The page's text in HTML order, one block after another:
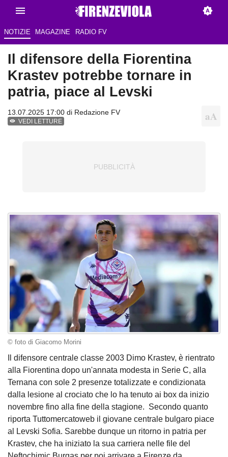
NOTIZIE MAGAZINE RADIO FV
Il difensore della Fiorentina
Krastev potrebbe tornare in
patria, piace al Levski
13.07.2025 17:00 di Redazione FV
VEDI LETTURE
© foto di Giacomo Morini
Il difensore centrale classe 2003 Dimo Krastev, è rientrato
alla Fiorentina dopo un'annata modesta in Serie C, alla
Ternana con sole 2 presenze totalizzate e condizionata
dalla lesione al crociato che lo ha tenuto ai box da inizio
novembre fino alla fine della stagione. Secondo quanto
riporta Tuttomercatoweb il giovane centrale bulgaro piace
al Levski Sofia. Sarebbe dunque un ritorno in patria per
Krastev, che ha iniziato la sua carriera nelle file del